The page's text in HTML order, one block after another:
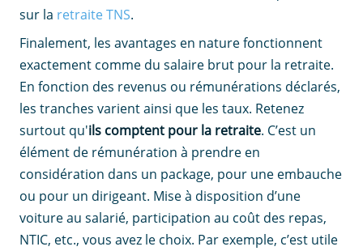
sur la retraite TNS.
Finalement, les avantages en nature fonctionnent
exactement comme du salaire brut pour la retraite.
En fonction des revenus ou rémunérations déclarés,
les tranches varient ainsi que les taux. Retenez
surtout qu'ils comptent pour la retraite. C’est un
élément de rémunération à prendre en
considération dans un package, pour une embauche
ou pour un dirigeant. Mise à disposition d’une
voiture au salarié, participation au coût des repas,
NTIC, etc., vous avez le choix. Par exemple, c’est utile